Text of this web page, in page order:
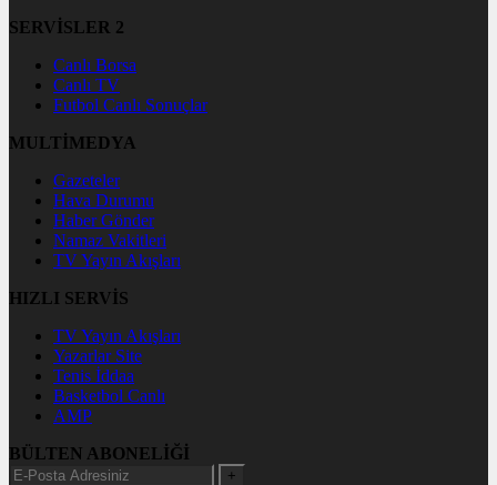
SERVİSLER 2
Canlı Borsa
Canlı TV
Futbol Canlı Sonuçlar
MULTİMEDYA
Gazeteler
Hava Durumu
Haber Gönder
Namaz Vakitleri
TV Yayın Akışları
HIZLI SERVİS
TV Yayın Akışları
Yazarlar Site
Tenis İddaa
Basketbol Canlı
AMP
BÜLTEN ABONELİĞİ
+